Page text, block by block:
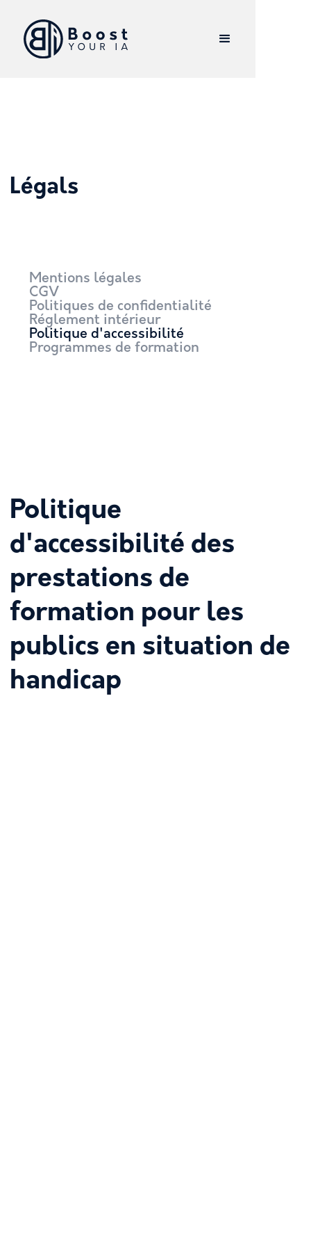
Légals
Mentions légales
CGV
Politiques de confidentialité
Réglement intérieur
Politique d'accessibilité
Programmes de formation
Politique
d'accessibilité des
prestations de
formation pour les
publics en situation de
handicap